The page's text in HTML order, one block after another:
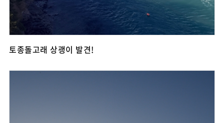
토종돌고래 상괭이 발견!